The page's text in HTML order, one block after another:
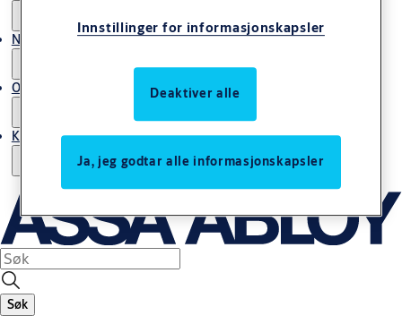
Nyheter & artikler
Om ASSA ABLOY Norway
Kontakt oss
Søk
Innstillinger for informasjonskapsler
Deaktiver alle
Ja, jeg godtar alle informasjonskapsler